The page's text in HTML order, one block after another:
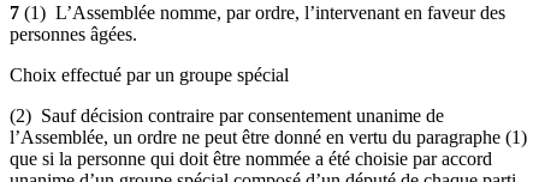
7 (1) L’Assemblée nomme, par ordre, l’intervenant en faveur des
personnes âgées.
Choix effectué par un groupe spécial
(2) Sauf décision contraire par consentement unanime de
l’Assemblée, un ordre ne peut être donné en vertu du paragraphe (1)
que si la personne qui doit être nommée a été choisie par accord